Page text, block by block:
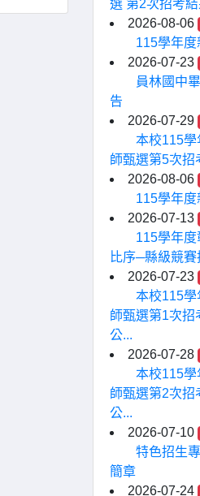
選 第2次招考
2026-08-06
115學年
2026-07-23
員林國中
告
2026-07-29
本校115
師甄選第5次招
2026-08-06
115學年
2026-07-13
115學年
比序─縣級競賽
2026-07-23
本校115
師甄選第1次招
公...
2026-07-28
本校115
師甄選第2次招
公...
2026-07-10
特色招生
簡章
2026-07-24